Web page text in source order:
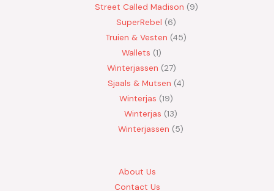
Street Called Madison 9
SuperRebel
6
Truien & Vesten 45
Wallets 1
Winterjassen
27
Sjaals & Mutsen 4
Winterjas 19
Winterjas 13
Winterjassen
5
About Us
Contact Us